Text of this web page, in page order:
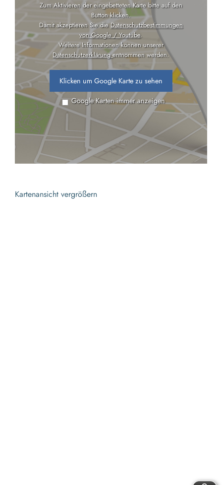
Zum Aktivieren der eingebetteten Karte bitte auf den
Button klicken.
Damit akzeptieren Sie dieDatenschutzbestimmungen
von Google / Youtube.
Weitere Informationen können unserer
Datenschutzerklärungentnommen werden.
Klicken um Google Karte zu sehen
Google Karten immer anzeigen
Kartenansicht vergrößern